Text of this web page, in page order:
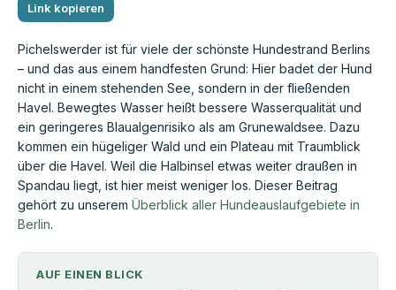
Link kopieren
Pichelswerder ist für viele der schönste Hundestrand Berlins
– und das aus einem handfesten Grund: Hier badet der Hund
nicht in einem stehenden See, sondern in der fließenden
Havel. Bewegtes Wasser heißt bessere Wasserqualität und
ein geringeres Blaualgenrisiko als am Grunewaldsee. Dazu
kommen ein hügeliger Wald und ein Plateau mit Traumblick
über die Havel. Weil die Halbinsel etwas weiter draußen in
Spandau liegt, ist hier meist weniger los. Dieser Beitrag
gehört zu unserem Überblick aller Hundeauslaufgebiete in
Berlin.
AUF EINEN BLICK